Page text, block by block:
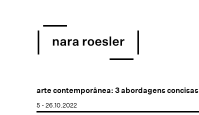
arte contemporânea: 3 abordagens concisas
5 - 26.10.2022